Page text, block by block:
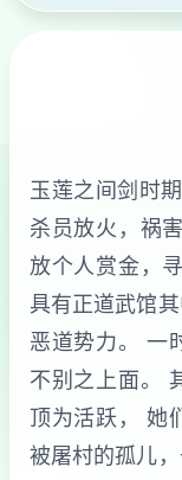
玉莲之间剑时
杀员放火，祸
放个人赏金，
具有正道武馆
恶道势力。 一
不别之上面。
顶为活跃， 她
被屠村的孤儿